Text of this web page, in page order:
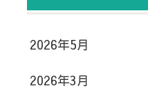
2026年5月
2026年3月